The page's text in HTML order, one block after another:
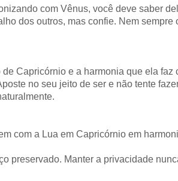
com Vênus, você deve saber
dos outros, mas confie. Nem sempre
Capricórnio e a harmonia que ela faz
no seu jeito de ser e não tente
com a Lua em Capricórnio em
preservado. Manter a privacidade